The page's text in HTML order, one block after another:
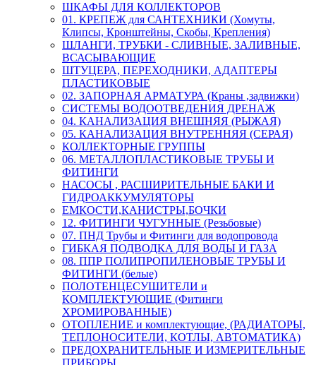
ШКАФЫ ДЛЯ КОЛЛЕКТОРОВ
01. КРЕПЕЖ для САНТЕХНИКИ (Хомуты,
Клипсы, Кронштейны, Скобы, Крепления)
ШЛАНГИ, ТРУБКИ - СЛИВНЫЕ, ЗАЛИВНЫЕ,
ВСАСЫВАЮЩИЕ
ШТУЦЕРА, ПЕРЕХОДНИКИ, АДАПТЕРЫ
ПЛАСТИКОВЫЕ
02. ЗАПОРНАЯ АРМАТУРА (Краны ,задвижки)
СИСТЕМЫ ВОДООТВЕДЕНИЯ ДРЕНАЖ
04. КАНАЛИЗАЦИЯ ВНЕШНЯЯ (РЫЖАЯ)
05. КАНАЛИЗАЦИЯ ВНУТРЕННЯЯ (СЕРАЯ)
КОЛЛЕКТОРНЫЕ ГРУППЫ
06. МЕТАЛЛОПЛАСТИКОВЫЕ ТРУБЫ И
ФИТИНГИ
НАСОСЫ , РАСШИРИТЕЛЬНЫЕ БАКИ И
ГИДРОАККУМУЛЯТОРЫ
ЕМКОСТИ,КАНИСТРЫ,БОЧКИ
12. ФИТИНГИ ЧУГУННЫЕ (Резьбовые)
07. ПНД Трубы и Фитинги для водопровода
ГИБКАЯ ПОДВОДКА ДЛЯ ВОДЫ И ГАЗА
08. ППР ПОЛИПРОПИЛЕНОВЫЕ ТРУБЫ И
ФИТИНГИ (белые)
ПОЛОТЕНЦЕСУШИТЕЛИ и
КОМПЛЕКТУЮЩИЕ (Фитинги
ХРОМИРОВАННЫЕ)
ОТОПЛЕНИЕ и комплектующие, (РАДИАТОРЫ,
ТЕПЛОНОСИТЕЛИ, КОТЛЫ, АВТОМАТИКА)
ПРЕДОХРАНИТЕЛЬНЫЕ И ИЗМЕРИТЕЛЬНЫЕ
ПРИБОРЫ